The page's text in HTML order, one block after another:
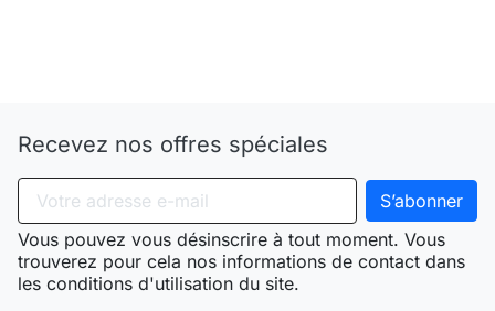
Recevez nos offres spéciales
Vous pouvez vous désinscrire à tout moment. Vous
trouverez pour cela nos informations de contact dans
les conditions d'utilisation du site.